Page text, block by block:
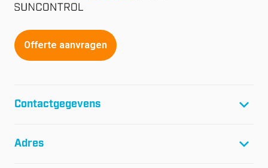
Offerte aanvragen
Contactgegevens
F: +31(0)299-64 01 61
Adres